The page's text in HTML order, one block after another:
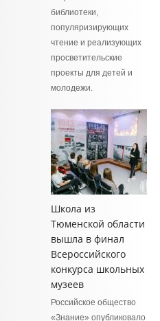
библиотеки,
популяризирующих
чтение и реализующих
просветительские
проекты для детей и
молодежи.
Школа из
Тюменской области
вышла в финал
Всероссийского
конкурса школьных
музеев
Российское общество
«Знание» опубликовало